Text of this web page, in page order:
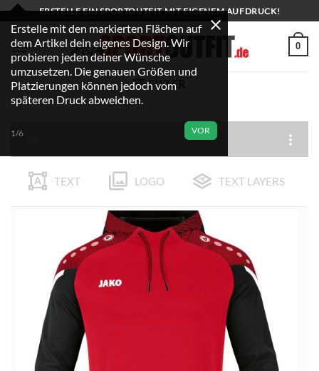
Zum
Inhalt
springen
ERSTELLE EIN SPORTOUTFIT MIT EIGENEM AUFDRUCK!
0
FILTER
TEXT LOGO TEXT LAYERS
Erstelle mit den markierten Flächen auf
dem Artikel dein eigenes Design. Wir
probieren jeden deiner Wünsche
umzusetzen. Die genauen Größen und
Platzierungen können jedoch vom
späteren Druck abweichen.
VOR
1/6